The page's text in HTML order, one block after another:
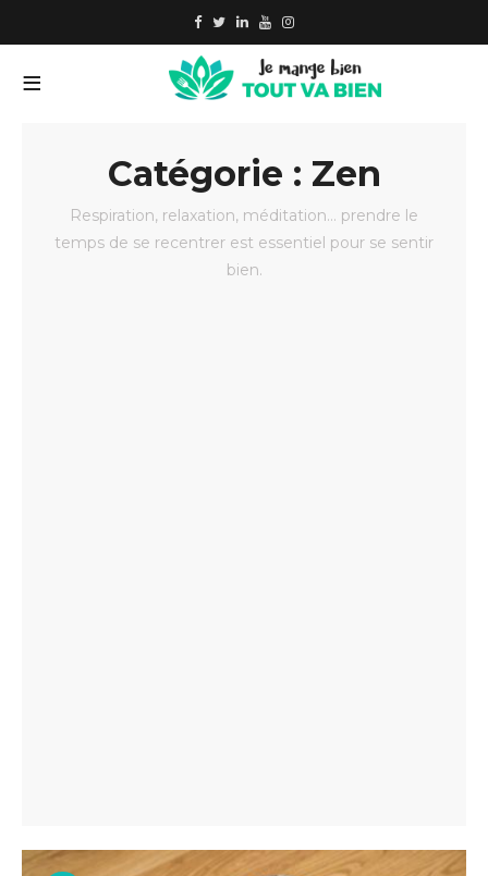
Catégorie : Zen
Respiration, relaxation, méditation… prendre le
temps de se recentrer est essentiel pour se sentir
bien.